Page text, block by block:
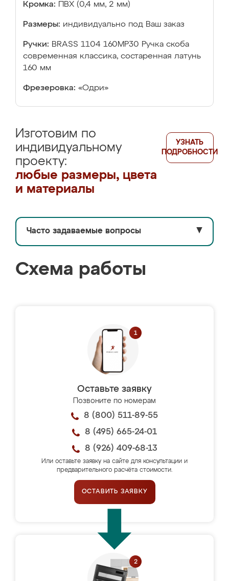
Кромка: ПВХ (0,4 мм, 2 мм)
Размеры: индивидуально под Ваш заказ
Ручки: BRASS 1104 160MP30 Ручка скоба
современная классика, состаренная латунь
160 мм
Фрезеровка: «Одри»
Изготовим по
индивидуальному
проекту:
любые размеры, цвета
и материалы
УЗНАТЬ
ПОДРОБНОСТИ
Часто задаваемые вопросы ▼
Схема работы
Оставьте заявку
Позвоните по номерам
8 (800) 511-89-55
8 (495) 665-24-01
8 (926) 409-68-13
Или оставьте заявку на сайте для консультации и
предварительного расчёта стоимости.
ОСТАВИТЬ ЗАЯВКУ